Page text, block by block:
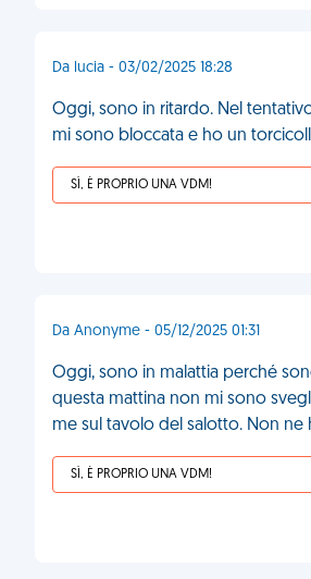
Da lucia - 03/02/2025 18:28
Oggi, sono in ritardo. Nel
mi sono bloccata e ho un
SÌ, È PROPRIO UNA VDM!
Da Anonyme - 05/12/2025 01:31
Oggi, sono in malattia perché
questa mattina non mi sono
me sul tavolo del salotto. Non ne
SÌ, È PROPRIO UNA VDM!